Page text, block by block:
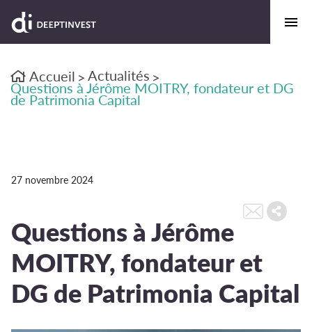
Accueil > Actualités >
Questions à Jérôme MOITRY, fondateur et DG
de Patrimonia Capital
27 novembre 2024
Questions à Jérôme
MOITRY, fondateur et
DG de Patrimonia Capital